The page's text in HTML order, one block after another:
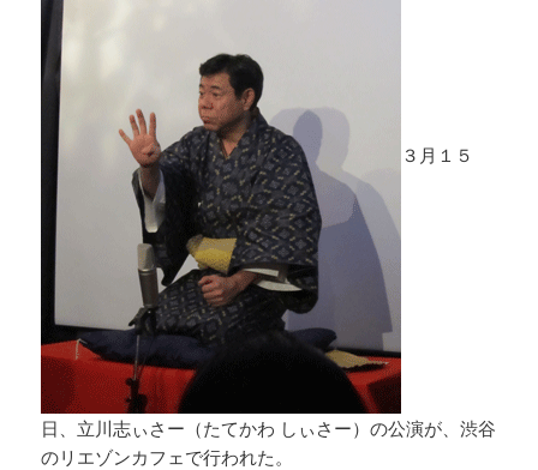
３月１５
日、立川志ぃさー（たてかわ しぃさー）の公演が、渋谷
のリエゾンカフェで行われた。